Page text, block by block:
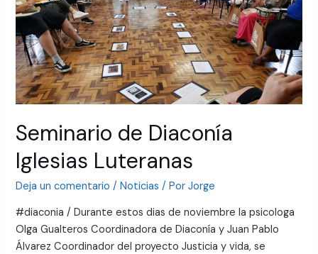
Seminario de Diaconía
Iglesias Luteranas
Deja un comentario /Noticias / PorJorge
#diaconia / Durante estos dias de noviembre la psicologa
Olga Gualteros Coordinadora de Diaconía y Juan Pablo
Álvarez Coordinador del proyecto Justicia y vida, se